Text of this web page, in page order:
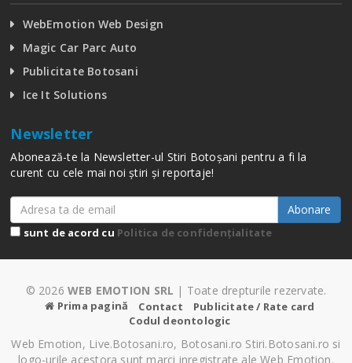
WebEmotion Web Design
Magic Car Parc Auto
Publicitate Botosani
Ice It Solutions
Newsletter
Abonează-te la Newsletter-ul Stiri Botoșani pentru a fi la
curent cu cele mai noi știri și reportaje!
Abonare
sunt de acord cu Politica de confidențialitate
© 2026 WEB EMOTION SRL | Toate drepturile rezervate.
Prima pagină Contact
Publicitate / Rate card
Codul deontologic
Web Emotion, Live.Botosani.ro, Botosani.ro Stiri.Botosani.ro si
logo-urile acestora sunt marci inregistrate ale Web Emotion.